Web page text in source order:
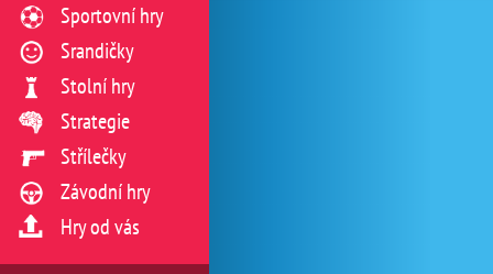
Sportovní hry
Srandičky
Stolní hry
Strategie
Střílečky
Závodní hry
Hry od vás